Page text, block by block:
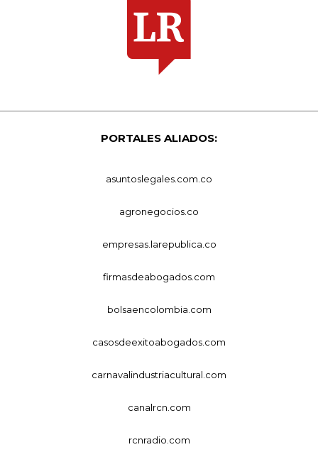
PORTALES ALIADOS:
asuntoslegales.com.co
agronegocios.co
empresas.larepublica.co
firmasdeabogados.com
bolsaencolombia.com
casosdeexitoabogados.com
carnavalindustriacultural.com
canalrcn.com
rcnradio.com